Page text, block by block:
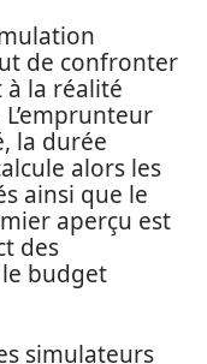
de confronter
à la réalité
la durée
alors les
ainsi que le
aperçu est
des
budget
simulateurs